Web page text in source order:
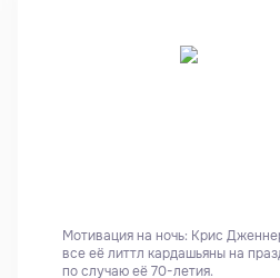
Мотивация на ночь: Крис
все её литтл кардашьяны на
по случаю её 70-летия.